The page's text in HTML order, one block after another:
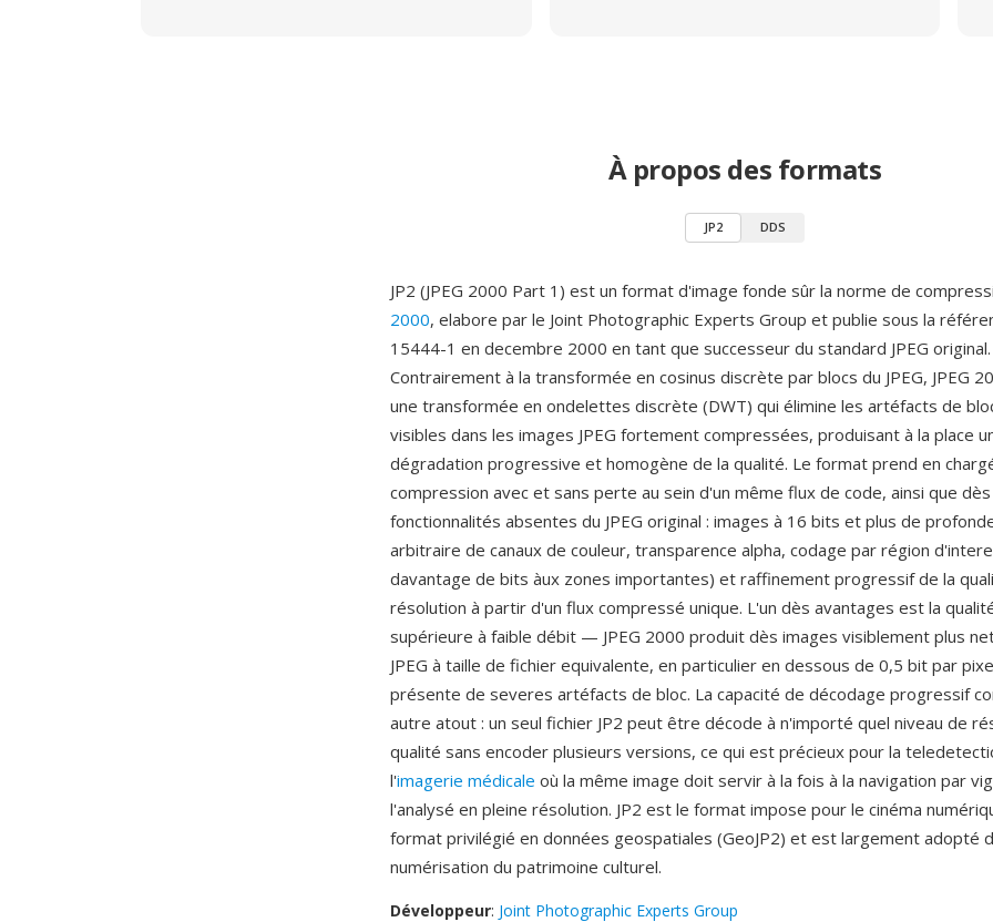
À propos des formats
JP2 DDS
JP2 (JPEG 2000 Part 1) est un format d'image fonde sûr la norme de
2000, elabore par le Joint Photographic Experts Group et publie sous la
15444-1 en decembre 2000 en tant que successeur du standard JPEG original.
Contrairement à la transformée en cosinus discrète par blocs du JPEG, JPEG
une transformée en ondelettes discrète (DWT) qui élimine les artéfacts de
visibles dans les images JPEG fortement compressées, produisant à la place
dégradation progressive et homogène de la qualité. Le format prend en
compression avec et sans perte au sein d'un même flux de code, ainsi que dès
fonctionnalités absentes du JPEG original : images à 16 bits et plus de
arbitraire de canaux de couleur, transparence alpha, codage par région
davantage de bits àux zones importantes) et raffinement progressif de la
résolution à partir d'un flux compressé unique. L'un dès avantages est la
supérieure à faible débit — JPEG 2000 produit dès images visiblement plus
JPEG à taille de fichier equivalente, en particulier en dessous de 0,5 bit par
présente de severes artéfacts de bloc. La capacité de décodage progressif
autre atout : un seul fichier JP2 peut être décode à n'importé quel niveau de
qualité sans encoder plusieurs versions, ce qui est précieux pour la
l'imagerie médicale où la même image doit servir à la fois à la navigation par
l'analysé en pleine résolution. JP2 est le format impose pour le cinéma
format privilégié en données geospatiales (GeoJP2) et est largement adopté
numérisation du patrimoine culturel.
Développeur: Joint Photographic Experts Group